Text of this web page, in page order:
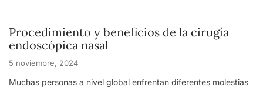
Procedimiento y beneficios de la cirugía
endoscópica nasal
5 noviembre, 2024
Muchas personas a nivel global enfrentan diferentes molestias